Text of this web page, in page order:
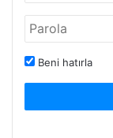
Beni hatırla